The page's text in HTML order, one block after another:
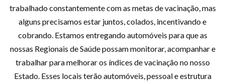
trabalhado constantemente com as metas de vacinação, mas
alguns precisamos estar juntos, colados, incentivando e
cobrando. Estamos entregando automóveis para que as
nossas Regionais de Saúde possam monitorar, acompanhar e
trabalhar para melhorar os índices de vacinação no nosso
Estado. Esses locais terão automóveis, pessoal e estrutura